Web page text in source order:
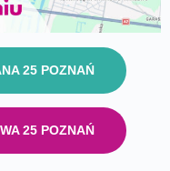
25 POZNAŃ
25 POZNAŃ